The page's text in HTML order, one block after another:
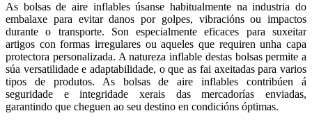
As bolsas de aire inflables úsanse habitualmente na industria do
embalaxe para evitar danos por golpes, vibracións ou impactos
durante o transporte. Son especialmente eficaces para suxeitar
artigos con formas irregulares ou aqueles que requiren unha capa
protectora personalizada. A natureza inflable destas bolsas permite a
súa versatilidade e adaptabilidade, o que as fai axeitadas para varios
tipos de produtos. As bolsas de aire inflables contribúen á
seguridade e integridade xerais das mercadorías enviadas,
garantindo que cheguen ao seu destino en condicións óptimas.